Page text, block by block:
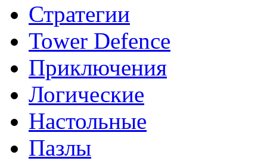
Стратегии
Tower Defence
Приключения
Логические
Настольные
Пазлы